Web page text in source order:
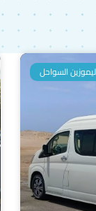
ليموزين السواحل